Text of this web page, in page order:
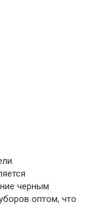
черным
оптом, что